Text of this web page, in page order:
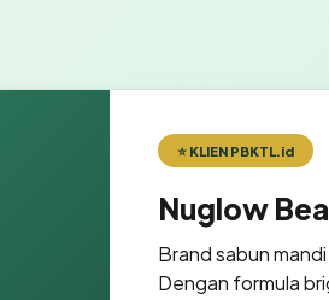
⭐ KLIEN PBKTL.id
Nuglow
Brand sabun
Dengan formula